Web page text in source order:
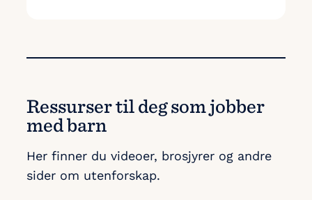
Ressurser til deg som jobber
med barn
Her finner du videoer, brosjyrer og andre
sider om utenforskap.